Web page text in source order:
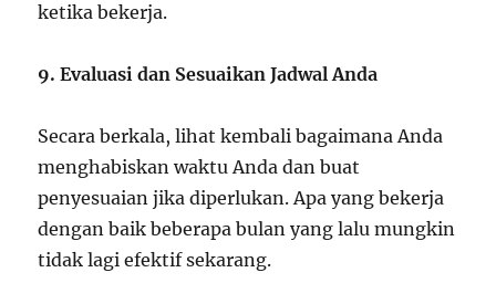
ketika bekerja.
9. Evaluasi dan Sesuaikan Jadwal Anda
Secara berkala, lihat kembali bagaimana Anda
menghabiskan waktu Anda dan buat
penyesuaian jika diperlukan. Apa yang bekerja
dengan baik beberapa bulan yang lalu mungkin
tidak lagi efektif sekarang.